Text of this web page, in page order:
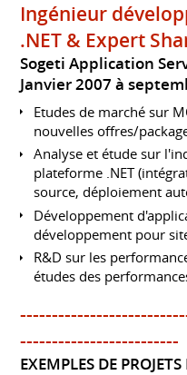
Ingénieur
.NET & Expert
Sogeti Application
Janvier 2007 à
Etudes de marché sur
nouvelles offres/
Analyse et étude sur
plateforme .NET
source, déploiement
Développement
développement pour site
R&D sur les
études des
-------------------------
EXEMPLES DE PROJETS